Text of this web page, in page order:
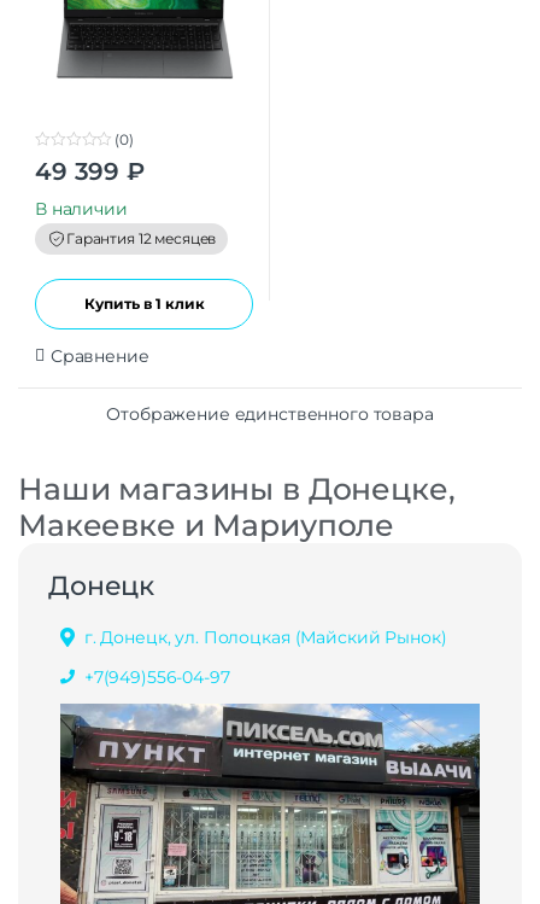
o
t
o
f
5
(0)
49 399 ₽
В наличии
Гарантия 12 месяцев
Купить в 1 клик
Сравнение
Отображение единственного товара
Наши магазины в Донецке,
Макеевке и Мариуполе
Донецк
г. Донецк, ул. Полоцкая (Майский Рынок)
+7(949)556-04-97